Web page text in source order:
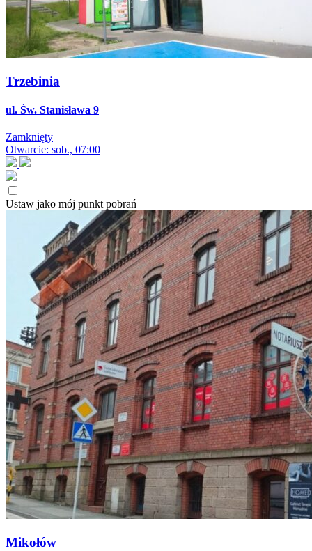
Trzebinia
ul. Św. Stanisława 9
Zamknięty
Otwarcie: sob., 07:00
Ustaw jako mój punkt pobrań
Mikołów